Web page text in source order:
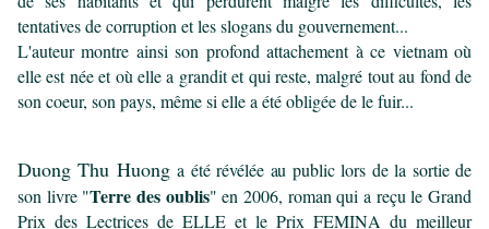
tentatives de corruption et les slogans du gouvernement...
L'auteur montre ainsi son profond attachement à ce vietnam où
elle est née et où elle a grandit et qui reste, malgré tout au fond de
son coeur, son pays, même si elle a été obligée de le fuir...
Duong Thu Huonga été révélée au public lors de la sortie de
son livre "Terre des oublis" en 2006, roman qui a reçu le Grand
Prix des Lectrices de ELLE et le Prix FEMINA du meilleur